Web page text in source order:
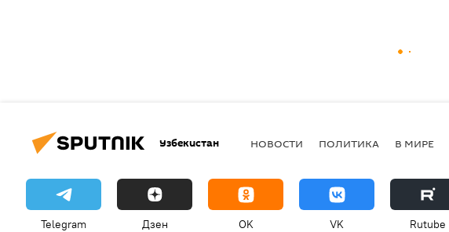
Узбекистан НОВОСТИ ПОЛИТИКА В МИРЕ
Telegram Дзен OK VK Rutube